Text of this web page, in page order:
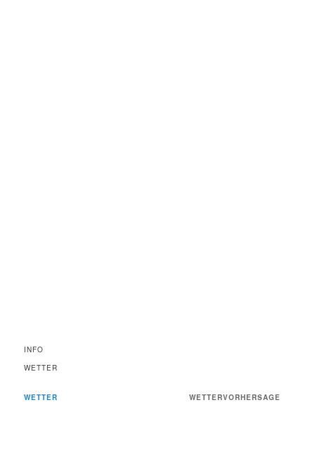
INFO
WETTER
WETTER WETTERVORHERSAGE